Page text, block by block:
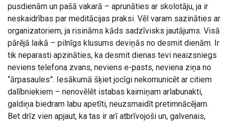
pusdienām un pašā vakarā – aprunāties ar skolotāju, ja ir
neskaidrības par meditācijas praksi. Vēl varam sazināties ar
organizatoriem, ja risināms kāds sadzīvisks jautājums. Visā
pārējā laikā – pilnīgs klusums deviņās no desmit dienām. Ir
tik neparasti apzināties, ka desmit dienas tevi neaizsniegs
neviens telefona zvans, neviens e-pasts, neviena ziņa no
“ārpasaules”. Iesākumā šķiet jocīgi nekomunicēt ar citiem
dalībniekiem – nenovēlēt istabas kaimiņam arlabunakti,
galdiņa biedram labu apetīti, neuzsmaidīt pretimnācējam.
Bet drīz vien apjaut, ka tas ir arī atbrīvojoši un, galvenais,